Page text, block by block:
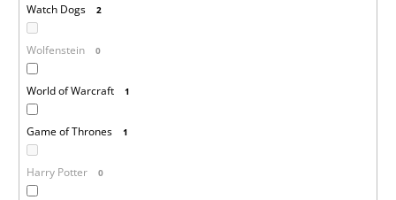
Watch Dogs 2
Wolfenstein 0
World of Warcraft 1
Game of Thrones 1
Harry Potter 0